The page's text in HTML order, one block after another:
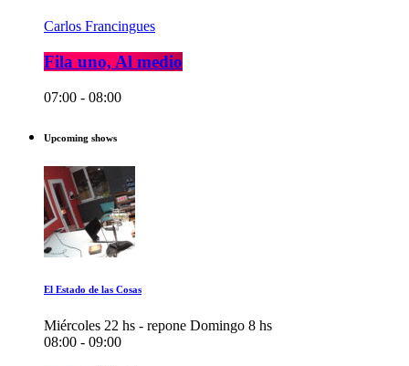
Carlos Francingues
Fila uno, Al medio
07:00 - 08:00
Upcoming shows
El Estado de las Cosas
Miércoles 22 hs - repone Domingo 8 hs
08:00 - 09:00